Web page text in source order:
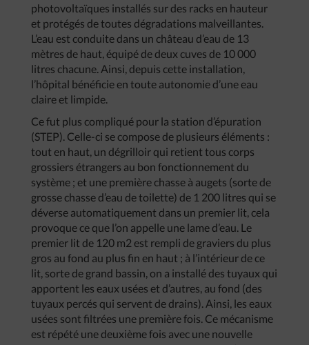
photovoltaïques installés sur des racks en hauteur
et protégés de toutes dégradations malveillantes.
L’eau est conduite dans un château d’eau de 13
mètres de haut, équipé de deux cuves de 10 000
litres chacune. Ainsi, depuis cette installation,
l’hôpital bénéficie en toute autonomie d’une eau
claire et limpide.
Ce fut plus compliqué pour la station d’épuration
(STEP). Celle-ci se compose de plusieurs éléments :
tout en haut, un dégrilloir qui retient tous corps
grossiers étrangers au bon fonctionnement du
système ; et une première chasse à augets (sorte de
grosse chasse d’eau de toilette) de 1 200 litres qui se
déverse automatiquement dans un premier lit, cela
provoque ce que l’on appelle une lame d’eau. Le
premier lit de 120 m2 est rempli de graviers du plus
gros au fond au plus fin en haut ; à l’intérieur de ce
lit, sorte de grand bassin, on a installé des tuyaux qui
apportent les eaux usées et d’autres, au fond (des
tuyaux percés qui servent de drains). Ainsi, les eaux
usées sont filtrées une première fois. Ce mécanisme
est répété une deuxième fois avec une nouvelle